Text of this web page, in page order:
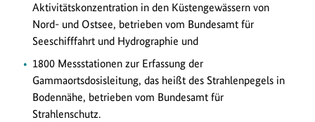
Aktivitätskonzentration in den Küstengewässern von
Nord- und Ostsee, betrieben vom Bundesamt für
Seeschifffahrt und Hydrographie und
1800 Messstationen zur Erfassung der
Gammaortsdosisleitung, das heißt des Strahlenpegels in
Bodennähe, betrieben vom Bundesamt für
Strahlenschutz.